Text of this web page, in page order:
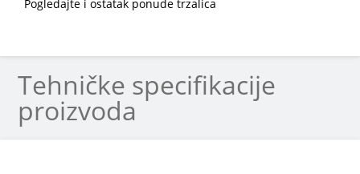
Pogledajte i ostatak ponude trzalica
Tehničke specifikacije
proizvoda